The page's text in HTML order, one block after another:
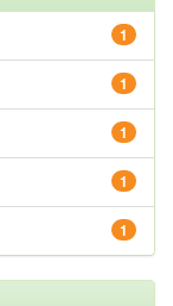
1
1
1
1
1